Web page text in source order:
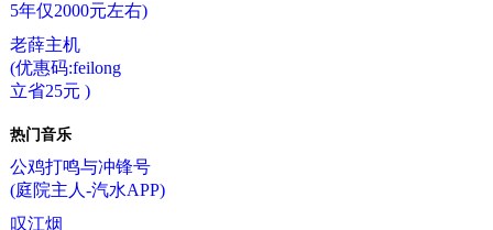
5年仅2000元左右)
老薛主机
(优惠码:feilong
立省25元 )
热门音乐
公鸡打鸣与冲锋号
(庭院主人-汽水APP)
叹江烟